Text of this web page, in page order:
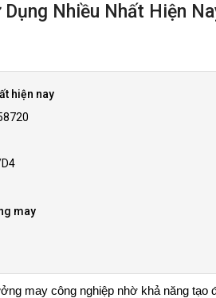
Nhiều Nhất Hiện
hiện nay
may
may công nghiệp nhờ khả năng